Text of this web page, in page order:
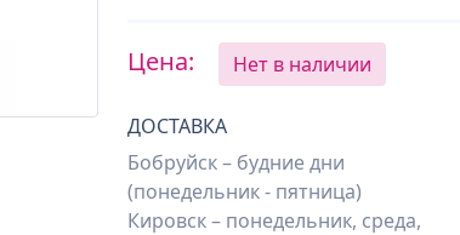
Цена: Нет в наличии
ДОСТАВКА
Бобруйск – будние дни
(понедельник - пятница)
Кировск – понедельник, среда,